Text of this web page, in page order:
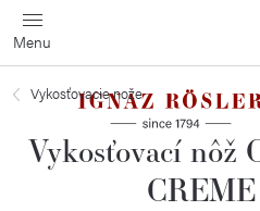
Prejsť
na
obsah
Vykosťovacie nože
Vykosťovací nôž